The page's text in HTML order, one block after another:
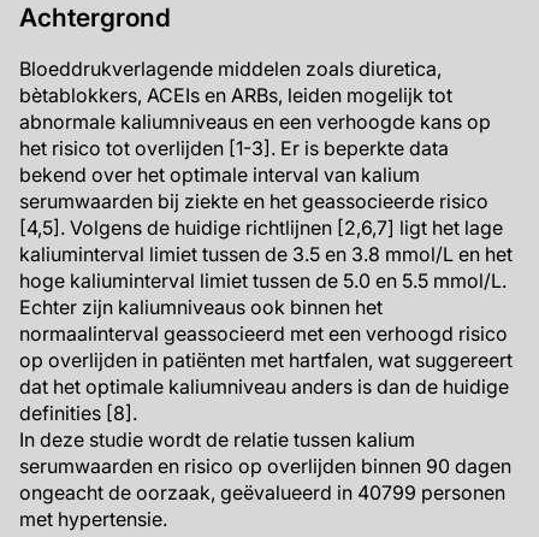
Achtergrond
Bloeddrukverlagende middelen zoals diuretica,
bètablokkers, ACEIs en ARBs, leiden mogelijk tot
abnormale kaliumniveaus en een verhoogde kans op
het risico tot overlijden [1-3]. Er is beperkte data
bekend over het optimale interval van kalium
serumwaarden bij ziekte en het geassocieerde risico
[4,5]. Volgens de huidige richtlijnen [2,6,7] ligt het lage
kaliuminterval limiet tussen de 3.5 en 3.8 mmol/L en het
hoge kaliuminterval limiet tussen de 5.0 en 5.5 mmol/L.
Echter zijn kaliumniveaus ook binnen het
normaalinterval geassocieerd met een verhoogd risico
op overlijden in patiënten met hartfalen, wat suggereert
dat het optimale kaliumniveau anders is dan de huidige
definities [8].
In deze studie wordt de relatie tussen kalium
serumwaarden en risico op overlijden binnen 90 dagen
ongeacht de oorzaak, geëvalueerd in 40799 personen
met hypertensie.